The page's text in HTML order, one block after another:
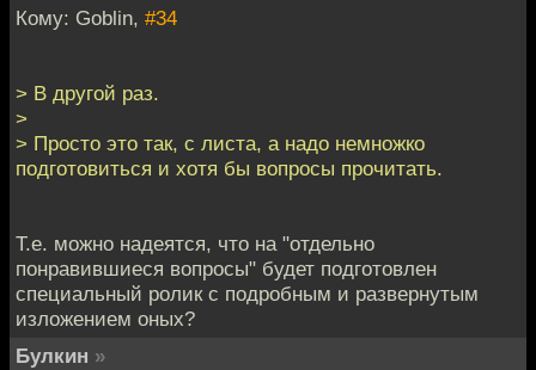
Кому: Goblin, #34
> В другой раз.
>
> Просто это так, с листа, а надо немножко
подготовиться и хотя бы вопросы прочитать.
Т.е. можно надеятся, что на "отдельно
понравившиеся вопросы" будет подготовлен
специальный ролик с подробным и развернутым
изложением оных?
Булкин »